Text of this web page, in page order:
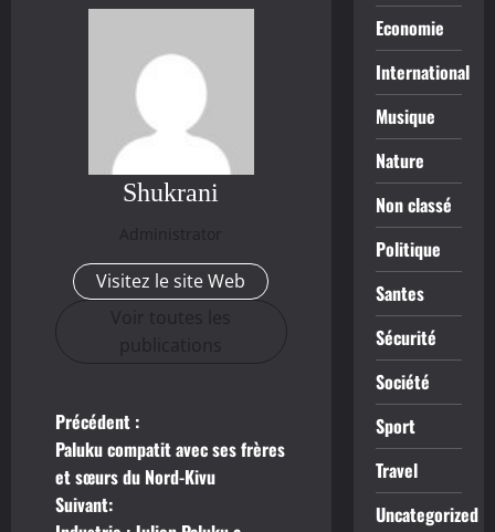
Shukrani
Administrator
Visitez le site Web
Voir toutes les
publications
N
a
v
Précédent :
Paluku compatit avec ses frères
et sœurs du Nord-Kivu
Suivant:
Economie
International
Musique
Nature
Non classé
Politique
Santes
Sécurité
Société
Sport
Travel
Uncategorized